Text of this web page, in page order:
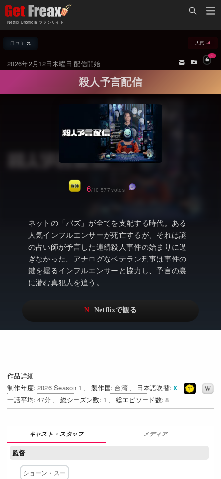
Netflix Unofficial ファンサイト
Netflix新着作品
オールジャンル
海外ドラマ・シリーズ
海外映画
国内TV番組・ドラマ
国内映画
アニメ
ドキュメンタリー
Netflixオリジナル作品
日本語吹替対応作品
その他の国のTV番組
配信終了予定の作品
海外ドラマ・ラインナップ
Netflix 人気ランキング
Netflix 全作品ラインナップ
Netflix配信作品カスタム検索
トレンド
Netflix・VOD総合News
Watchlistへ
Netflix Video
…
Netflix 吹替版作品
Netflix 高い評価の海外作品
Watchlist
Get Freaxフォーラム
口コミ 人気
2026年2月12日木曜日 配信開始
1
殺人予言配信
ネットの「バズ」が全てを支配する時代。ある
人気インフルエンサーが死亡するが、それは謎
の占い師が予言した連続殺人事件の始まりに過
ぎなかった。アナログなベテラン刑事は事件の
鍵を握るインフルエンサーと協力し、予言の裏
に潜む真犯人を追う。
作品詳細
制作年度 2026 Season 1 製作国 台湾
日本語吹替
一話平均 47 総シーズン数 1 総エピソード数 8
6/10 577 votes
メディア
監督
ショーン・スー